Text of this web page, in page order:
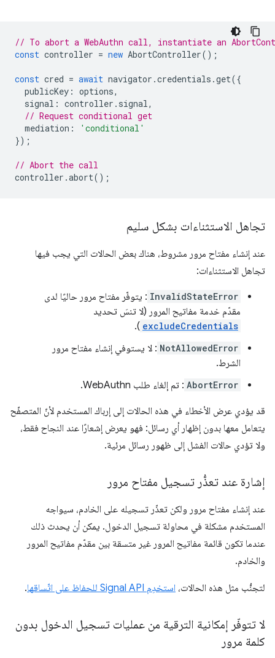
// To abort a WebAuthn call, instantiate an
const controller = new AbortController();
const cred = await navigator .credentials .get({
publicKey : options,
signal : controller . signal ,
// Request conditional get
mediation :
'conditional'
});
// Abort the call
controller .abort();
تجاهل الاستثناءات بشكل سليم
عند إنشاء مفتاح مرور مشروط، هناك بعض الحالات التي يجب فيها
تجاهل الاستثناءات:
InvalidStateError : يتوفّر مفتاح مرور حاليًا لدى
مقدّم خدمة مفاتيح المرور (لا تنسَ تحديد
excludeCredentials
).
NotAllowedError : لا يستوفي إنشاء مفتاح مرور
الشرط.
AbortError : تم إلغاء طلب WebAuthn.
قد يؤدي عرض الأخطاء في هذه الحالات إلى إرباك المستخدم لأنّ المتصفّح
يتعامل معها بدون إظهار أي رسائل: فهو يعرض إشعارًا عند النجاح فقط،
ولا تؤدي حالات الفشل إلى ظهور رسائل مرئية.
إشارة عند تعذُّر تسجيل مفتاح مرور
عند إنشاء مفتاح مرور ولكن تعذّر تسجيله على الخادم، سيواجه
المستخدم مشكلة في محاولة تسجيل الدخول. يمكن أن يحدث ذلك
عندما تكون قائمة مفاتيح المرور غير متسقة بين مقدّم مفاتيح المرور
والخادم.
لتجنُّب مثل هذه الحالات، استخدِم Signal API للحفاظ على اتّساقها .
لا تتوفّر إمكانية الترقية من عمليات تسجيل الدخول بدون
كلمة مرور